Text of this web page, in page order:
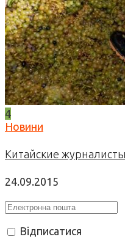
4
Новини
Китайские
24.09.2015
Відписатися